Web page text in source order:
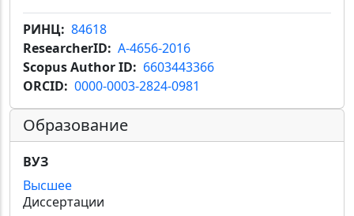
РИНЦ 84618
ResearcherID
A-4656-2016
Scopus Author ID
6603443366
ORCID
0000-0003-2824-0981
Образование
ВУЗ
Высшее
Диссертации